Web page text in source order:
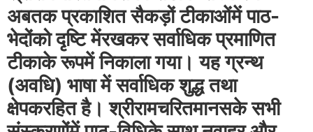
अबतक प्रकाशित सैकड़ों टीकाओंमें पाठ-
भेदोंको दृष्टि मेंरखकर सर्वाधिक प्रमाणित
टीकाके रूपमें निकाला गया। यह ग्रन्थ
(अवधि) भाषा में सर्वाधिक शुद्ध तथा
क्षेपकरहित है। श्रीरामचरितमानसके सभी